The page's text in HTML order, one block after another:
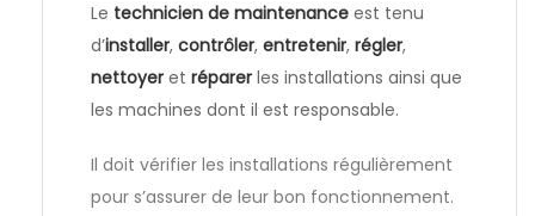
Le technicien de maintenance est tenu
d’installer, contrôler, entretenir, régler,
nettoyer et réparer les installations ainsi que
les machines dont il est responsable.
Il doit vérifier les installations régulièrement
pour s’assurer de leur bon fonctionnement.